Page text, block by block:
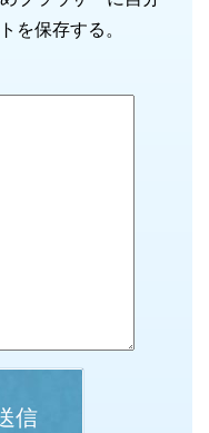
を保存する。
信